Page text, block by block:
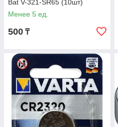
Bat V-321-SR65 (10шт)
Менее 5 ед.
500 ₸